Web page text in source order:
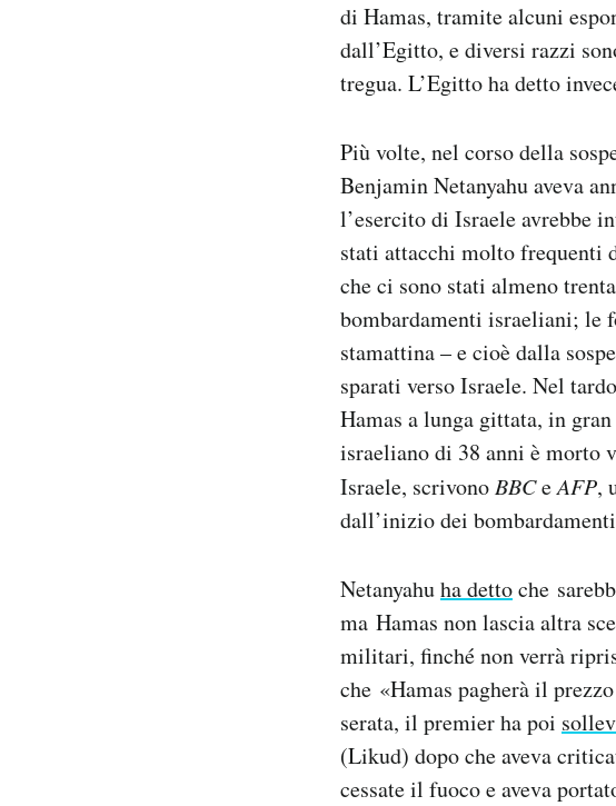
di Hamas, tramite alcuni
dall’Egitto, e diversi razzi
tregua. L’Egitto ha detto
Più volte, nel corso della
Benjamin Netanyahu aveva
l’esercito di Israele avrebbe
stati attacchi molto frequenti
che ci sono stati almeno
bombardamenti israeliani; le
stamattina – e cioè dalla
sparati verso Israele. Nel
Hamas a lunga gittata, in
israeliano di 38 anni è morto
Israele, scrivono BBCeAFP,
dall’inizio dei
Netanyahuha dettoche
ma Hamas non lascia altra
militari, finché non verrà
che «Hamas pagherà il
serata, il premier ha poi
(Likud) dopo che aveva
cessate il fuoco e aveva